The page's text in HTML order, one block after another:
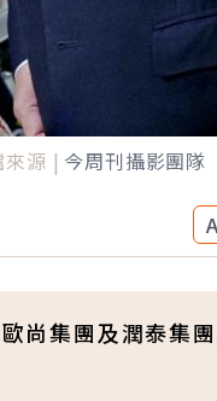
來源 | 今周刊攝影團隊
A
尚集團及潤泰集